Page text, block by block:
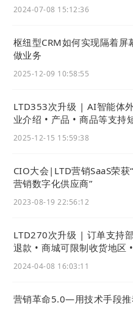
1) 优化入站访客中文
修复前：中文域名链接
修复后：可以用中文域名
2024-07-08 15:12:36
枢纽型CRM如何实现隔着屏
做业务
2025-12-09 10:58:55
LTD353次升级 | AI智能体
业介绍 • 产品 • 商品等支持
2025-12-15 15:59:38
CIO大会|LTD营销SaaS荣获
营销数字化供应商”
2023-08-19 22:56:12
LTD270次升级 | 订单支持部分退款 • 主动
退款 • 商城可限制收货地区
2024-04-08 16:03:11
营销革命5.0—用技术手段推